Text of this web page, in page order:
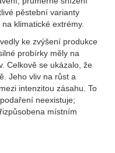
pěstební varianty
klimatické extrémy.
ke zvýšení produkce
probírky měly na
Celkově se ukázalo, že
Jeho vliv na růst a
intenzitou zásahu. To
neexistuje;
místním